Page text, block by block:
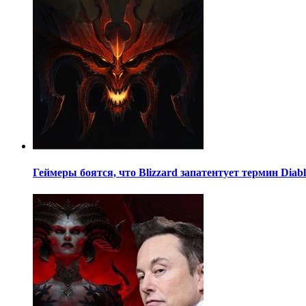
Геймеры боятся, что Blizzard запатентует термин